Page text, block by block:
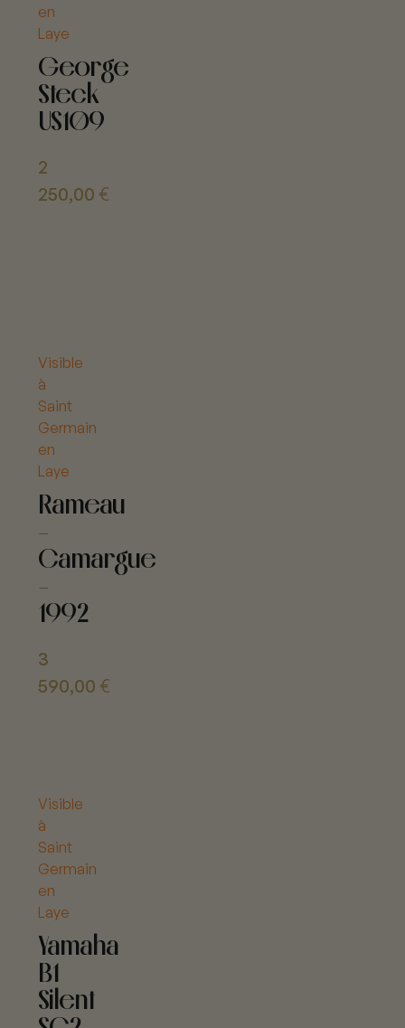
en
Laye
George
Steck
US109
2
250,00 €
Visible
à
Saint
Germain
en
Laye
Rameau
-
Camargue
-
1992
3
590,00 €
Visible
à
Saint
Germain
en
Laye
Yamaha
B1
Silent